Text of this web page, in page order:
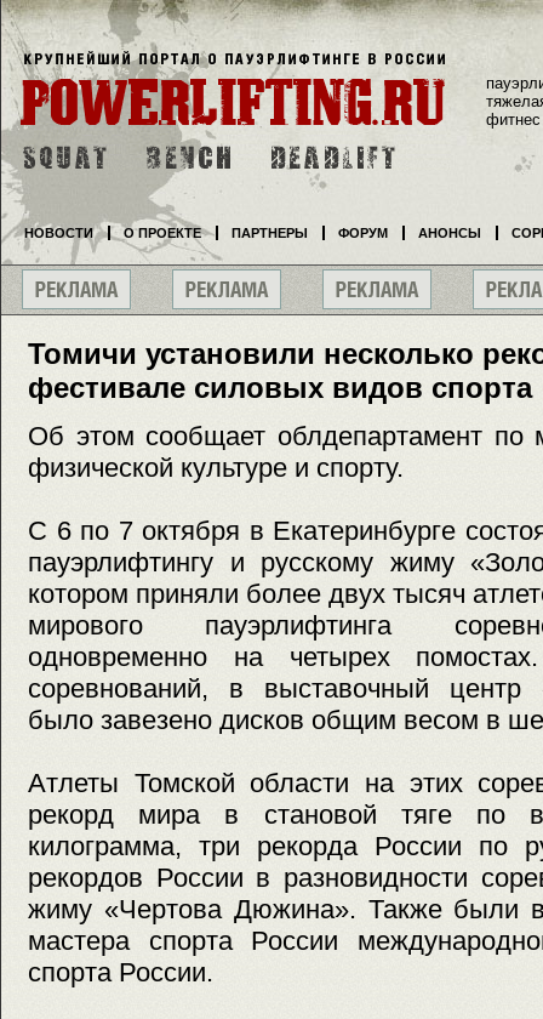
Томичи установили несколько
фестивале силовых видов спорта
Об этом сообщает облдепартамент по
физической культуре и спорту.
С 6 по 7 октября в Екатеринбурге
пауэрлифтингу и русскому жиму
котором приняли более двух тысяч
мирового пауэрлифтинга
одновременно на четырех
соревнований, в выставочный центр
было завезено дисков общим весом в
Атлеты Томской области на этих
рекорд мира в становой тяге по
килограмма, три рекорда России по
рекордов России в разновидности
жиму «Чертова Дюжина». Также были
мастера спорта России
спорта России.
фитнес
НОВОСТИ О ПРОЕКТЕ ПАРТНЕРЫ ФОРУМ АНОНСЫ